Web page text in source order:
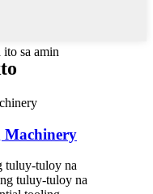
ito sa amin
Machinery
tuluy-tuloy na
tuluy-tuloy na